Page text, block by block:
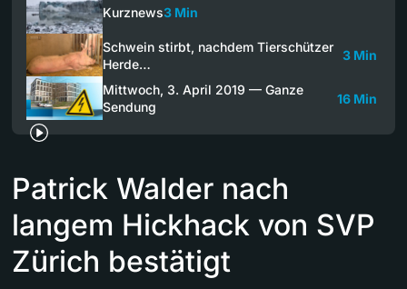
Kurznews3 Min
Schwein stirbt, nachdem Tierschützer
Herde…
3 Min
Mittwoch, 3. April 2019 — Ganze
Sendung
16 Min
Patrick Walder nach
langem Hickhack von SVP
Zürich bestätigt